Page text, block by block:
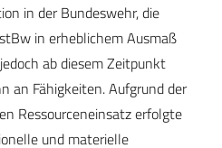
in der Bundeswehr, die
in erheblichem Ausmaß
ab diesem Zeitpunkt
an Fähigkeiten. Aufgrund der
Ressourceneinsatz erfolgte
und materielle